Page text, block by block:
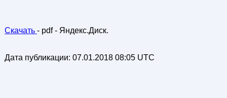
Скачать - pdf - Яндекс.Диск.
Дата публикации: 07.01.2018 08:05 UTC